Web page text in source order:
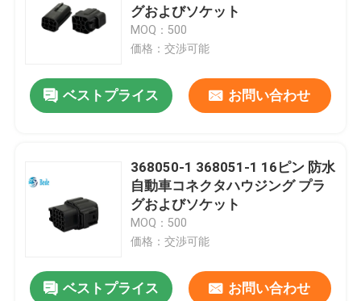
グおよびソケット
MOQ：500
価格：交渉可能
ベストプライス お問い合わせ
368050-1 368051-1 16ピン 防水
自動車コネクタハウジング プラ
グおよびソケット
MOQ：500
価格：交渉可能
ベストプライス お問い合わせ